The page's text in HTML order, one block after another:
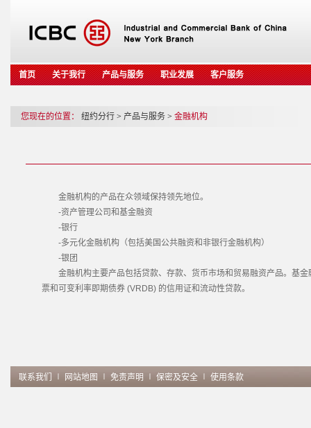
首页 关于我行 产品与服务 职业发展 客户服务
您现在的位置： 纽约分行 > 产品与服务 > 金融机构
金融机构的产品在众领域保持领先地位。
-资产管理公司和基金融资
-银行
-多元化金融机构（包括美国公共融资和非银行金融机构）
-银团
金融机构主要产品包括贷款、存款、货币市场和贸易融资产品。基金
票和可变利率即期债券 (VRDB) 的信用证和流动性贷款。
联系我们 ∣ 网站地图 ∣ 免责声明 ∣ 保密及安全 ∣ 使用条款